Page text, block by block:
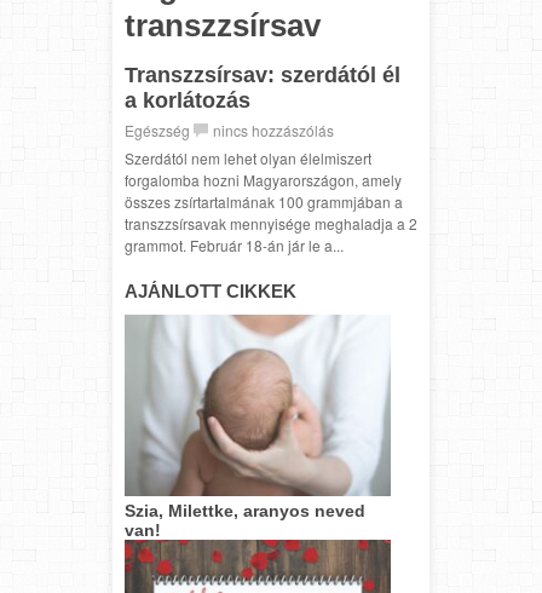
transzzsírsav
Transzzsírsav: szerdától él
a korlátozás
Egészség
nincs hozzászólás
Szerdától nem lehet olyan élelmiszert
forgalomba hozni Magyarországon, amely
összes zsírtartalmának 100 grammjában a
transzzsírsavak mennyisége meghaladja a 2
grammot. Február 18-án jár le a...
AJÁNLOTT CIKKEK
Szia, Milettke, aranyos neved
van!